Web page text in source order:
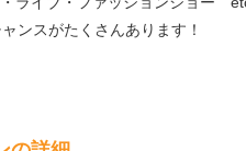
ンスがたくさんあります！